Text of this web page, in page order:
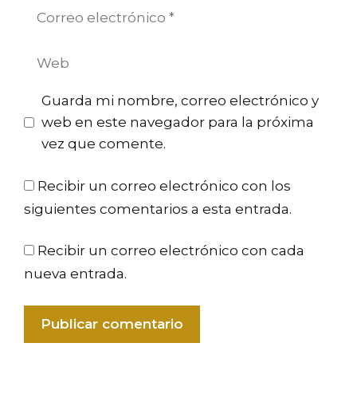
Correo
Web
Guarda mi nombre, correo electrónico y
web en este navegador para la próxima
vez que comente.
Recibir un correo electrónico con los
siguientes comentarios a esta entrada.
Recibir un correo electrónico con cada
nueva entrada.